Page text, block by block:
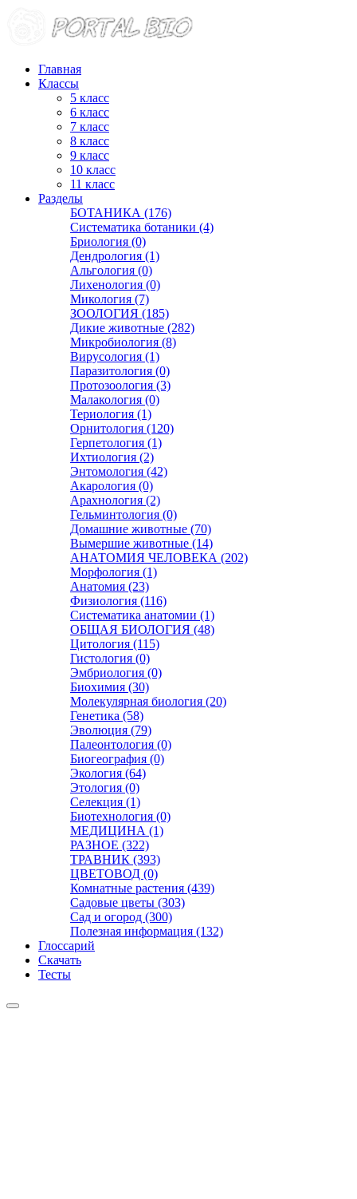
Главная
Классы
5 класс
6 класс
7 класс
8 класс
9 класс
10 класс
11 класс
Разделы
БОТАНИКА (176)
Систематика ботаники (4)
Бриология (0)
Дендрология (1)
Альгология (0)
Лихенология (0)
Микология (7)
ЗООЛОГИЯ (185)
Дикие животные (282)
Микробиология (8)
Вирусология (1)
Паразитология (0)
Протозоология (3)
Малакология (0)
Териология (1)
Орнитология (120)
Герпетология (1)
Ихтиология (2)
Энтомология (42)
Акарология (0)
Арахнология (2)
Гельминтология (0)
Домашние животные (70)
Вымершие животные (14)
АНАТОМИЯ ЧЕЛОВЕКА (202)
Морфология (1)
Анатомия (23)
Физиология (116)
Систематика анатомии (1)
ОБЩАЯ БИОЛОГИЯ (48)
Цитология (115)
Гистология (0)
Эмбриология (0)
Биохимия (30)
Молекулярная биология (20)
Генетика (58)
Эволюция (79)
Палеонтология (0)
Биогеография (0)
Экология (64)
Этология (0)
Селекция (1)
Биотехнология (0)
МЕДИЦИНА (1)
РАЗНОЕ (322)
ТРАВНИК (393)
ЦВЕТОВОД (0)
Комнатные растения (439)
Садовые цветы (303)
Сад и огород (300)
Полезная информация (132)
Глоссарий
Скачать
Тесты